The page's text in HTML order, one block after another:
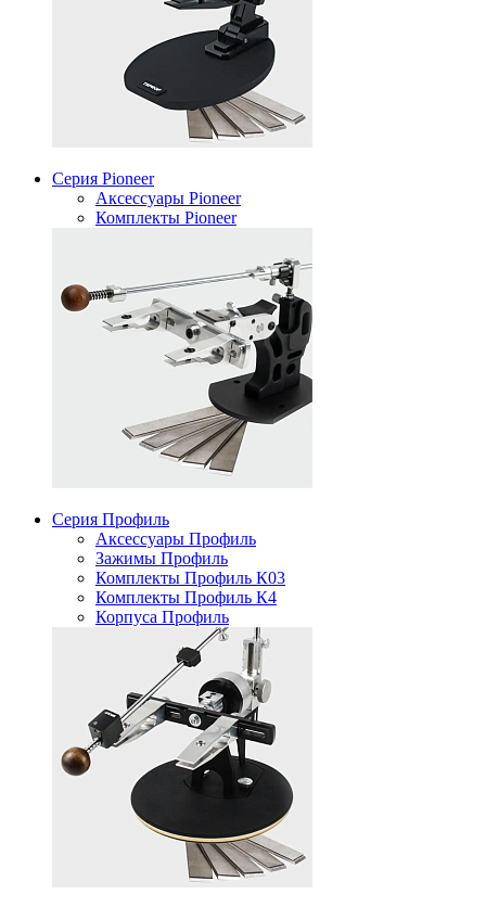
Серия Pioneer
Аксессуары Pioneer
Комплекты Pioneer
Серия Профиль
Аксессуары Профиль
Зажимы Профиль
Комплекты Профиль К03
Комплекты Профиль К4
Корпуса Профиль